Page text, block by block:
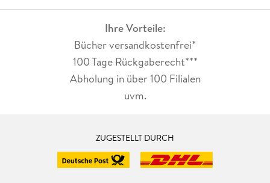
Ihre Vorteile:
Bücher versandkostenfrei*
100 Tage Rückgaberecht***
Abholung in über 100 Filialen
uvm.
ZUGESTELLT DURCH